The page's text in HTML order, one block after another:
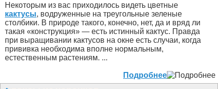
Некоторым из вас приходилось видеть цветные
кактусы, водруженные на треугольные зеленые
столбики. В природе такого, конечно, нет, да и вряд ли
такая «конструкция» — есть истинный кактус. Правда
при выращивании кактусов на окне есть случаи, когда
прививка необходима вполне нормальным,
естественным растениям. ...
Подробнее